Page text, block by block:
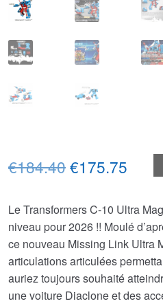
€184.40Le
initial
était :
€184.40.
€175.75
est :
Le Transformers C-10 Ultra
niveau pour 2026 !! Moulé
ce nouveau Missing Link Ultra
articulations articulées
auriez toujours souhaité
une voiture Diaclone et des